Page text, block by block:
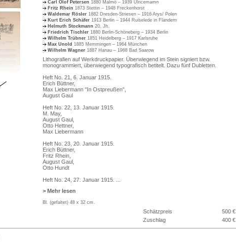
Carl Olof Petersen 1880 Malmö – 1939 Ulricemamn
Fritz Rhein 1873 Stettin – 1948 Freckenhorst
Waldemar Rösler 1882 Dresden-Striesen – 1916 Arys/ Polen
Kurt Erich Schäfer 1913 Berlin – 1944 Ruiselede in Flandern
Helmuth Stockmann 20. Jh.
Friedrich Tischler 1880 Berlin-Schöneberg – 1934 Berlin
Wilhelm Trübner 1851 Heidelberg – 1917 Karlsruhe
Max Unold 1885 Memmingen – 1964 München
Wilhelm Wagner 1887 Hanau – 1968 Bad Saarow
Lithografien auf Werkdruckpapier. Überwiegend im Stein signiert bzw.
monogrammiert, überwiegend typografisch betitelt. Dazu fünf Dubletten.
Heft No. 21, 6. Januar 1915.
Erich Büttner,
Max Liebermann "In Ostpreußen",
August Gaul
Heft No. 22, 13. Januar 1915.
M. May,
August Gaul,
Otto Hettner,
Max Liebermann
Heft No. 23, 20. Januar 1915.
Erich Büttner,
Fritz Rhein,
August Gaul,
Otto Hundt
Heft No. 24, 27. Januar 1915.
> Mehr lesen
Bl. (gefaltet) 48 x 32 cm.
Schätzpreis
500 €
Zuschlag
400 €